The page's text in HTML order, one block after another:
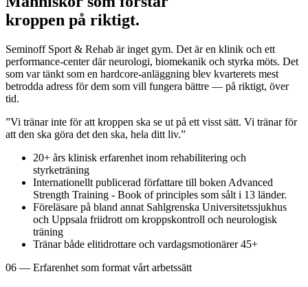
kroppen på riktigt.
Seminoff Sport & Rehab är inget gym. Det är en klinik och ett
performance-center där neurologi, biomekanik och styrka möts. Det
som var tänkt som en hardcore-anläggning blev kvarterets mest
betrodda adress för dem som vill fungera bättre — på riktigt, över
tid.
”Vi tränar inte för att kroppen ska se ut på ett visst sätt. Vi tränar för
att den ska göra det den ska, hela ditt liv.”
20+ års klinisk erfarenhet inom rehabilitering och
styrketräning
Internationellt publicerad författare till boken Advanced
Strength Training - Book of principles som sålt i 13 länder.
Föreläsare på bland annat Sahlgrenska Universitetssjukhus
och Uppsala friidrott om kroppskontroll och neurologisk
träning
Tränar både elitidrottare och vardagsmotionärer 45+
06 — Erfarenhet som format vårt arbetssätt